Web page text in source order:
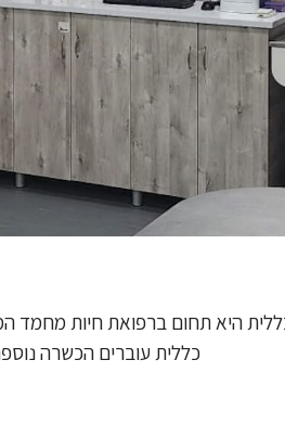
כללית היא תחום ברפואת חיות
כללית עוברים הכשרה